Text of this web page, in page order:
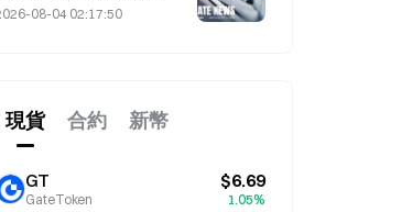
08-04 02:17:50
現貨 合約 新幣
GT
GateToken
$6.69
1.05%